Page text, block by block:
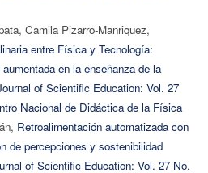
Camila Pizarro-Manriquez,
entre Física y Tecnología:
en la enseñanza de la
of Scientific Education: Vol. 27
Nacional de Didáctica de la Física
Retroalimentación automatizada con
de percepciones y sostenibilidad
of Scientific Education: Vol. 27 No.